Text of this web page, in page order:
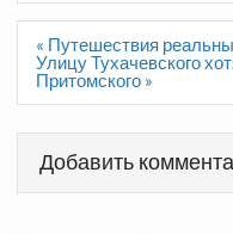
Навигация
по
записям
« Путешествия
Улицу Тухачевского
Притомского »
Добавить